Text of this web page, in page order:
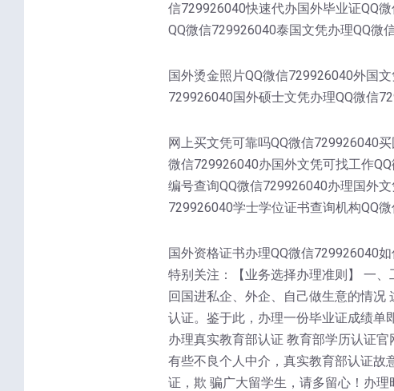
信729926040快速代办国外毕业证QQ
QQ微信729926040泰国文凭办理QQ微
国外烫金照片QQ微信729926040外国
729926040国外硕士文凭办理QQ微信
网上买文凭可靠吗QQ微信729926040
微信729926040办国外文凭可找工作
编号查询QQ微信729926040办理国外
729926040学士学位证书查询机构QQ
国外资格证书办理QQ微信729926040
特别关注：【业务选择办理准则】 一
回国进私企、外企、自己做生意的情况
认证。鉴于此，办理一份毕业证成绩单
办理真实教育部认证 教育部学历认证
有些不良个人中介，真实教育部认证故
证，欺 骗广大留学生，请多留心！办